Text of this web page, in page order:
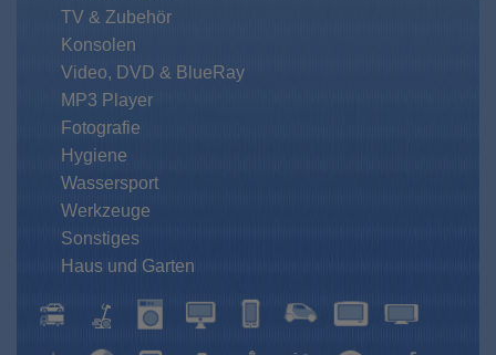
TV & Zubehör
Konsolen
Video, DVD & BlueRay
MP3 Player
Fotografie
Hygiene
Wassersport
Werkzeuge
Sonstiges
Haus und Garten